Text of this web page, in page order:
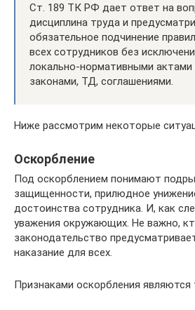
Ст. 189 ТК РФ дает ответ на
дисциплина труда и
обязательное подчинение
всех сотрудников без
локально-нормативными актами
законами, ТД, соглашениями.
Ниже рассмотрим некоторые
Оскорбление
Под оскорблением понимают
защищенности, прилюдное
достоинства сотрудника. И, как
уважения окружающих. Не важно,
законодательство
наказание для всех.
Признаками оскорбления